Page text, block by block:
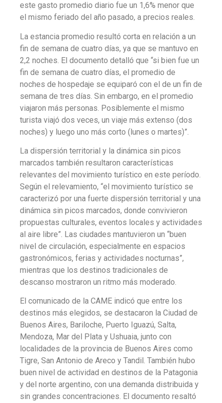
este gasto promedio diario fue un 1,6% menor que
el mismo feriado del año pasado, a precios reales.
La estancia promedio resultó corta en relación a un
fin de semana de cuatro días, ya que se mantuvo en
2,2 noches. El documento detalló que “si bien fue un
fin de semana de cuatro días, el promedio de
noches de hospedaje se equiparó con el de un fin de
semana de tres días. Sin embargo, en el promedio
viajaron más personas. Posiblemente el mismo
turista viajó dos veces, un viaje más extenso (dos
noches) y luego uno más corto (lunes o martes)”.
La dispersión territorial y la dinámica sin picos
marcados también resultaron características
relevantes del movimiento turístico en este período.
Según el relevamiento, “el movimiento turístico se
caracterizó por una fuerte dispersión territorial y una
dinámica sin picos marcados, donde convivieron
propuestas culturales, eventos locales y actividades
al aire libre”. Las ciudades mantuvieron un “buen
nivel de circulación, especialmente en espacios
gastronómicos, ferias y actividades nocturnas”,
mientras que los destinos tradicionales de
descanso mostraron un ritmo más moderado.
El comunicado de la CAME indicó que entre los
destinos más elegidos, se destacaron la Ciudad de
Buenos Aires, Bariloche, Puerto Iguazú, Salta,
Mendoza, Mar del Plata y Ushuaia, junto con
localidades de la provincia de Buenos Aires como
Tigre, San Antonio de Areco y Tandil. También hubo
buen nivel de actividad en destinos de la Patagonia
y del norte argentino, con una demanda distribuida y
sin grandes concentraciones. El documento resaltó